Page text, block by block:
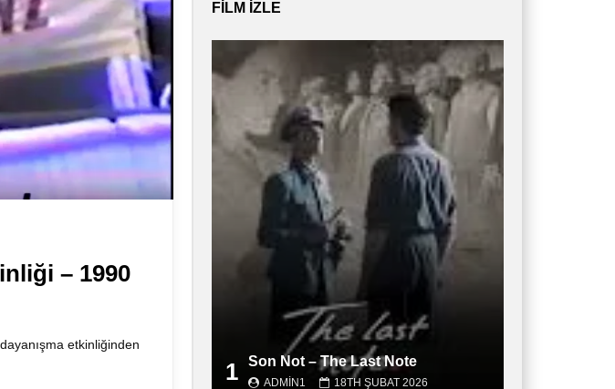
– 1990
etkinliğinden
FILM IZLE
1 Son Not – The Last Note
ADMIN1 18TH ŞUBAT 2026